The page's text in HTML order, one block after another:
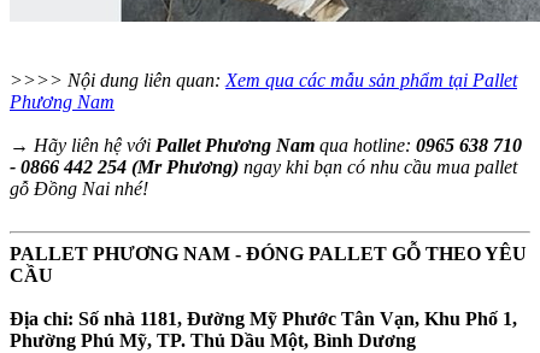
>>>> Nội dung liên quan: Xem qua các mẫu sản phẩm tại Pallet
Phương Nam
→ Hãy liên hệ với Pallet Phương Nam qua hotline: 0965 638 710
- 0866 442 254 (Mr Phương) ngay khi bạn có nhu cầu mua pallet
gỗ Đồng Nai nhé!
PALLET PHƯƠNG NAM - ĐÓNG PALLET GỖ THEO YÊU
CẦU
Địa chỉ: Số nhà 1181, Đường Mỹ Phước Tân Vạn, Khu Phố 1,
Phường Phú Mỹ, TP. Thủ Dầu Một, Bình Dương